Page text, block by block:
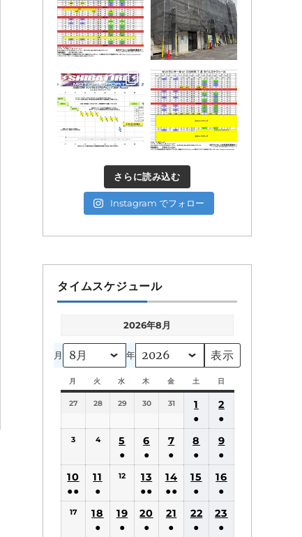
さらに読み込む
Instagram でフォロー
タイムスケジュール
2026年8月
月 年
月
曜
日
火
曜
日
水
曜
日
木
曜
日
金
曜
土
曜
日
曜
27 28 29 30 31
1
●
(1
件
の
イ
ベ
ン
ト)
2
●
(1
件
の
イ
ベ
ン
ト)
3 4
5
●
(1
の
イ
ベ
6
●
(1
件
の
イ
ベ
7
●
(1
件
の
イ
ベ
8
●
(1
件
の
イ
ベ
9
●
(1
件
の
イ
ベ
10
●●
(2
11
●
(1
件
12
13
●●
(2
件
14
●●
(2
件
15
●
(1
件
16
●
(1
件
17
18
●
19
●
20
●
21
●
22
●
23
●